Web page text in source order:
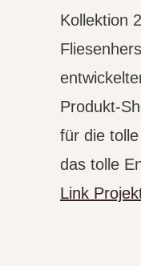
Kollektion
Produkt-
für die
das tolle
Link